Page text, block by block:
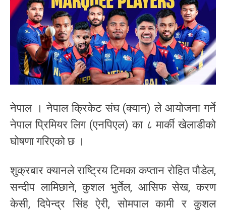
नेपाल । नेपाल क्रिकेट संघ (क्यान) ले आयोजना गर्ने
नेपाल प्रिमियर लिग (एनपिएल) का ८ मार्की खेलाडीको
घोषणा गरिएको छ ।
शुक्रबार क्यानले राष्ट्रिय टिमका कप्तान रोहित पौडेल,
सन्दीप लामिछाने, कुशल भुर्तेल, आसिफ सेख, करण
केसी, दिपेन्द्र सिंह ऐरी, सोमपाल कामी र कुशल